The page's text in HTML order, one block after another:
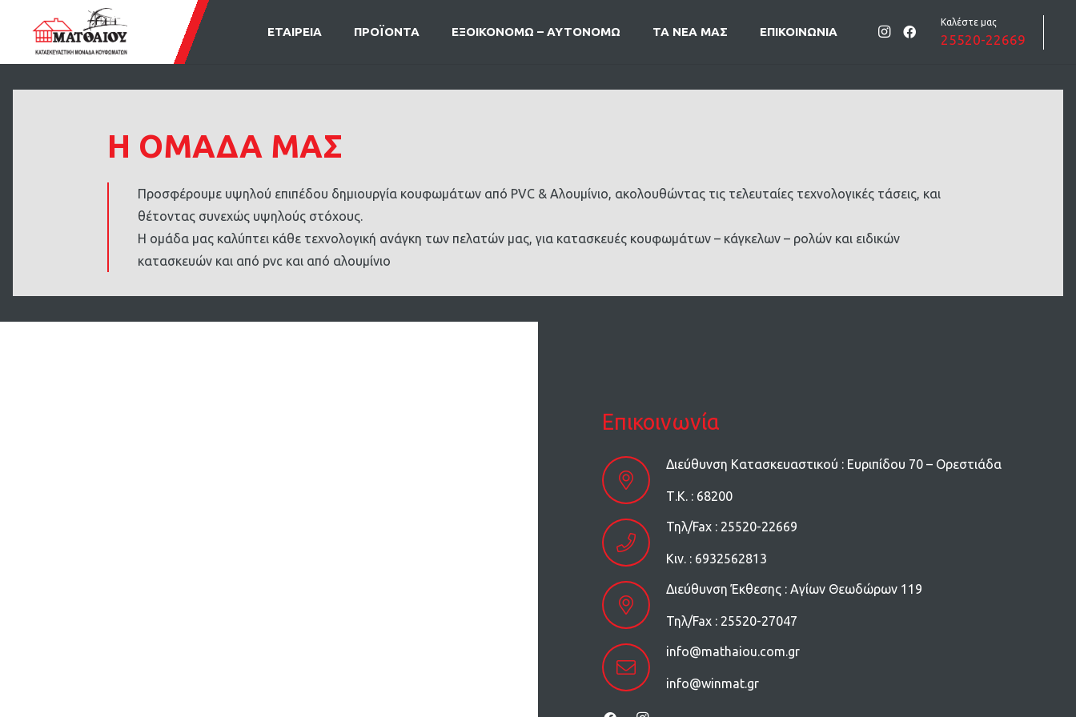
ΕΤΑΙΡΕΙΑ ΠΡΟΪΟΝΤΑ ΕΞΟΙΚΟΝΟΜΩ – ΑΥΤΟΝΟΜΩ ΤΑ ΝΕΑ ΜΑΣ ΕΠΙΚΟΙΝΩΝΙΑ
Καλέστε μας
25520-22669
Η ΟΜΑΔΑ ΜΑΣ
Προσφέρουμε υψηλού επιπέδου δημιουργία κουφωμάτων από PVC & Αλουμίνιο, ακολουθώντας τις τελευταίες τεχνολογικές τάσεις, και
θέτοντας συνεχώς υψηλούς στόχους.
Η ομάδα μας καλύπτει κάθε τεχνολογική ανάγκη των πελατών μας, για κατασκευές κουφωμάτων – κάγκελων – ρολών και ειδικών
κατασκευών και από pvc και από αλουμίνιο
Επικοινωνία
Διεύθυνση Κατασκευαστικού : Ευριπίδου 70 – Ορεστιάδα
Τ.Κ. : 68200
Τηλ/Fax : 25520-22669
Kιν. : 6932562813
Διεύθυνση Έκθεσης : Αγίων Θεωδώρων 119
Τηλ/Fax : 25520-27047
info@mathaiou.com.gr
info@winmat.gr